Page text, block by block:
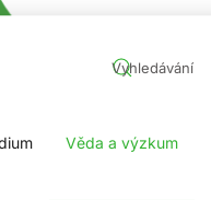
Věda a výzkum